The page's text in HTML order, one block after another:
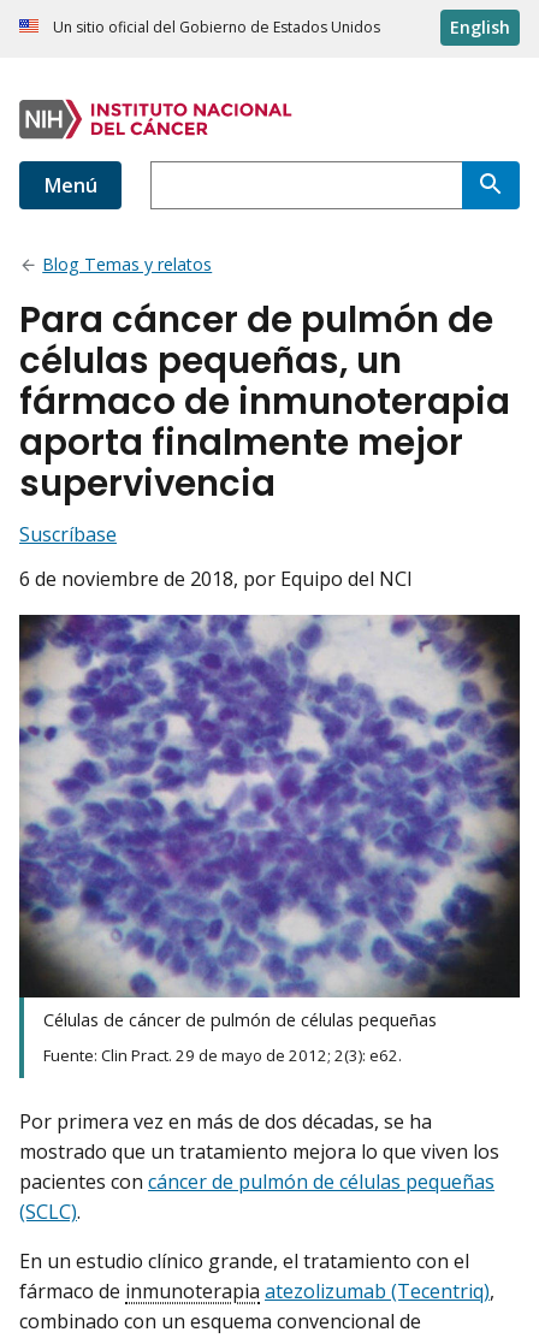
Un sitio oficial del Gobierno de Estados Unidos English
Menú
Blog Temas y relatos
Para cáncer de pulmón de
células pequeñas, un
fármaco de inmunoterapia
aporta finalmente mejor
supervivencia
Suscríbase
6 de noviembre de 2018, por Equipo del NCI
Células de cáncer de pulmón de células pequeñas
Fuente: Clin Pract. 29 de mayo de 2012; 2(3): e62.
Por primera vez en más de dos décadas, se ha
mostrado que un tratamiento mejora lo que viven los
pacientes con cáncer de pulmón de células pequeñas
(SCLC).
En un estudio clínico grande, el tratamiento con el
fármaco de inmunoterapia atezolizumab (Tecentriq),
combinado con un esquema convencional de